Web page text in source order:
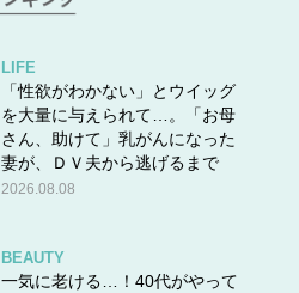
LIFE
「性欲がわかない」とウイッグ
を大量に与えられて…。「お母
さん、助けて」乳がんになった
妻が、ＤＶ夫から逃げるまで
2026.08.08
BEAUTY
一気に老ける…！40代がやって